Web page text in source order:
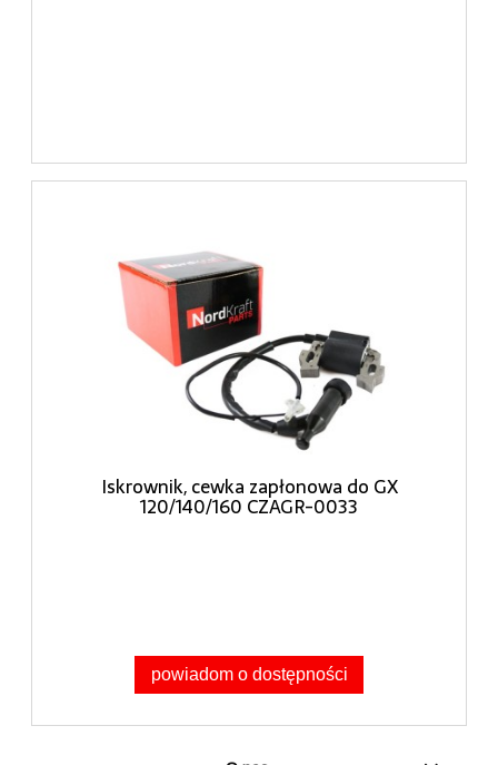
Iskrownik, cewka zapłonowa do GX
120/140/160 CZAGR-0033
powiadom o dostępności